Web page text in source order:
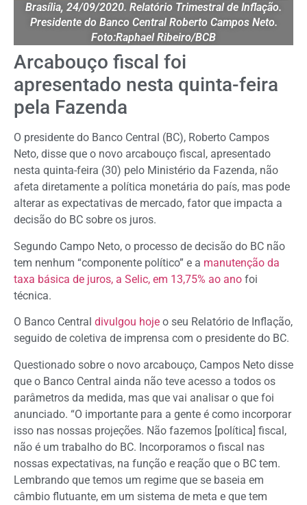
Brasília, 24/09/2020. Relatório Trimestral de Inflação.
Presidente do Banco Central Roberto Campos Neto.
Foto:Raphael Ribeiro/BCB
Arcabouço fiscal foi
apresentado nesta quinta-feira
pela Fazenda
O presidente do Banco Central (BC), Roberto Campos
Neto, disse que o novo arcabouço fiscal, apresentado
nesta quinta-feira (30) pelo Ministério da Fazenda, não
afeta diretamente a política monetária do país, mas pode
alterar as expectativas de mercado, fator que impacta a
decisão do BC sobre os juros.
Segundo Campo Neto, o processo de decisão do BC não
tem nenhum “componente político” e a manutenção da
taxa básica de juros, a Selic, em 13,75% ao ano foi
técnica.
O Banco Central divulgou hoje o seu Relatório de Inflação,
seguido de coletiva de imprensa com o presidente do BC.
Questionado sobre o novo arcabouço, Campos Neto disse
que o Banco Central ainda não teve acesso a todos os
parâmetros da medida, mas que vai analisar o que foi
anunciado. “O importante para a gente é como incorporar
isso nas nossas projeções. Não fazemos [política] fiscal,
não é um trabalho do BC. Incorporamos o fiscal nas
nossas expectativas, na função e reação que o BC tem.
Lembrando que temos um regime que se baseia em
câmbio flutuante, em um sistema de meta e que tem